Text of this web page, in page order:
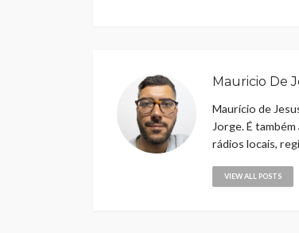
Mauricio De
Maurício de
Jorge. É
rádios locais,
VIEW ALL POSTS